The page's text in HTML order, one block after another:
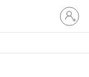
Entre
em
sua